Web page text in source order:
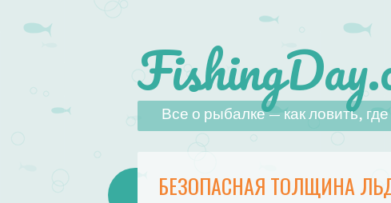
Все о рыбалке — как ловить,
Наверх
БЕЗОПАСНАЯ ТОЛЩИНА